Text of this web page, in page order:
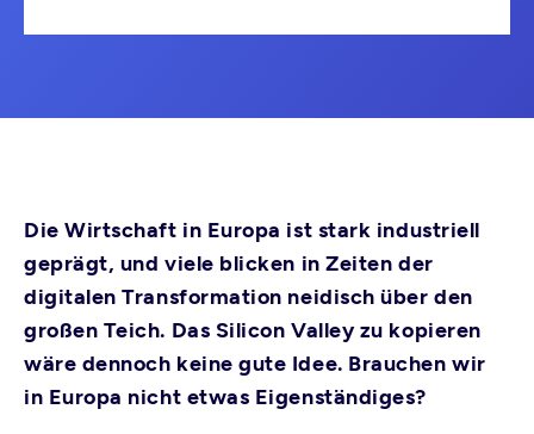
Die Wirtschaft in Europa ist stark industriell
geprägt, und viele blicken in Zeiten der
digitalen Transformation neidisch über den
großen Teich. Das Silicon Valley zu kopieren
wäre dennoch keine gute Idee. Brauchen wir
in Europa nicht etwas Eigenständiges?